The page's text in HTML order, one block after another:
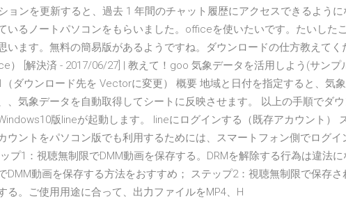
ョンを更新すると、過去 1 年間のチャット履歴にアクセスできるように
いるノートパソコンをもらいました。officeを使いたいです。たいした
います。無料の簡易版があるようですね。ダウンロードの仕方教えてく
） [解決済 - 2017/06/27] | 教えて！goo 気象データを活用しよう(サンプ
ダウンロード先を Vectorに変更） 概要 地域と日付を指定すると、気
、気象データを自動取得してシートに反映させます。 以上の手順でダ
版lineが起動します。 lineにログインする（既存アカウント）
ウントをパソコン版でも利用するためには、スマートフォン側でログイ
プ1：視聴無制限でDMM動画を保存する。DRMを解除する行為は違法に
DMM動画を保存する方法をおすすめ； ステップ2：視聴無制限で保存さ
る。ご使用用途に合って、出力ファイルをMP4、H